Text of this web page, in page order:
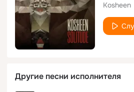
Kosheen
Другие песни исполнителя